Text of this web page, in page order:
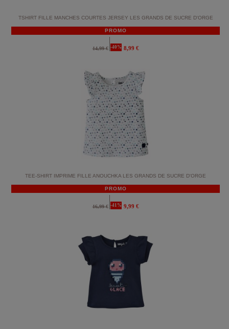
TSHIRT FILLE MANCHES COURTES JERSEY LES GRANDS DE SUCRE D'ORGE
PROMO
14,99 € -40% 8,99 €
TEE-SHIRT IMPRIME FILLE ANOUCHKA LES GRANDS DE SUCRE D'ORGE
PROMO
16,99 € -41% 9,99 €